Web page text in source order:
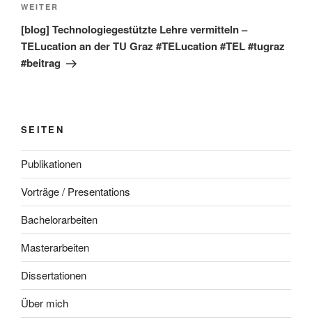
Nächster
Beitrag
WEITER
[blog] Technologiegestützte Lehre vermitteln –
TELucation an der TU Graz #TELucation #TEL #tugraz
#beitrag
SEITEN
Publikationen
Vorträge / Presentations
Bachelorarbeiten
Masterarbeiten
Dissertationen
Über mich